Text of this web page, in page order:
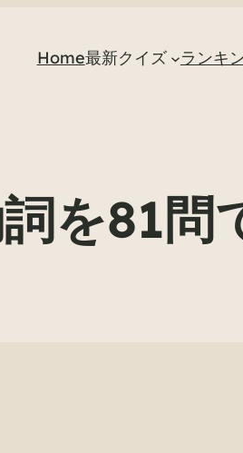
Home最新クイズ ランキ
を81問